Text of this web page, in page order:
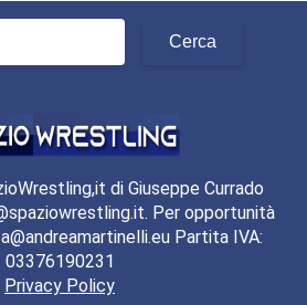
di Giuseppe Currado
Per opportunità
Partita IVA:
03376190231
Privacy Policy